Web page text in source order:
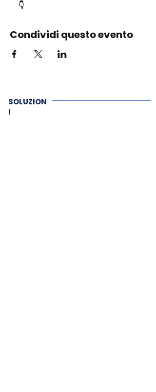
👇
Condividi questo evento
SOLUZION
I